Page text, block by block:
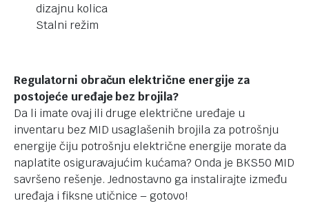
dizajnu kolica
Stalni režim
Regulatorni obračun električne energije za
postojeće uređaje bez brojila?
Da li imate ovaj ili druge električne uređaje u
inventaru bez MID usaglašenih brojila za potrošnju
energije čiju potrošnju električne energije morate da
naplatite osiguravajućim kućama? Onda je BKS50 MID
savršeno rešenje. Jednostavno ga instalirajte između
uređaja i fiksne utičnice – gotovo!